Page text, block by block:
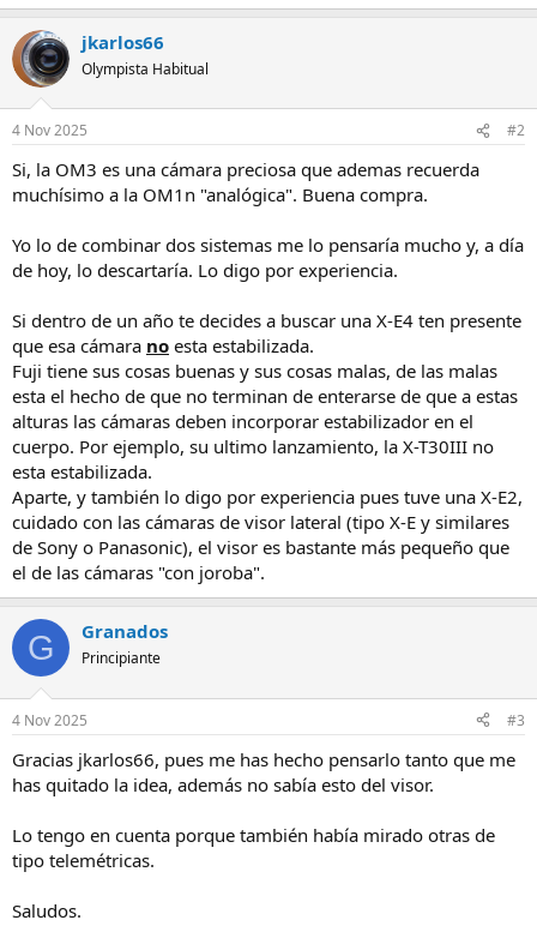
jkarlos66
Olympista Habitual
4 Nov 2025 #2
Si, la OM3 es una cámara preciosa que ademas recuerda
muchísimo a la OM1n "analógica". Buena compra.
Yo lo de combinar dos sistemas me lo pensaría mucho y, a día
de hoy, lo descartaría. Lo digo por experiencia.
Si dentro de un año te decides a buscar una X-E4 ten presente
que esa cámara no esta estabilizada.
Fuji tiene sus cosas buenas y sus cosas malas, de las malas
esta el hecho de que no terminan de enterarse de que a estas
alturas las cámaras deben incorporar estabilizador en el
cuerpo. Por ejemplo, su ultimo lanzamiento, la X-T30III no
esta estabilizada.
Aparte, y también lo digo por experiencia pues tuve una X-E2,
cuidado con las cámaras de visor lateral (tipo X-E y similares
de Sony o Panasonic), el visor es bastante más pequeño que
el de las cámaras "con joroba".
G Granados
Principiante
4 Nov 2025 #3
Gracias jkarlos66, pues me has hecho pensarlo tanto que me
has quitado la idea, además no sabía esto del visor.
Lo tengo en cuenta porque también había mirado otras de
tipo telemétricas.
Saludos.